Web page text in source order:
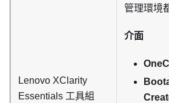
Lenovo XClarity
Essentials 工具組
管理環境
介面